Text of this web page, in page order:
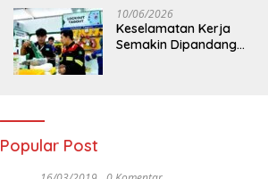
Balikpapan
10/06/2026
Keselamatan Kerja
Semakin Dipandang
Popular Post